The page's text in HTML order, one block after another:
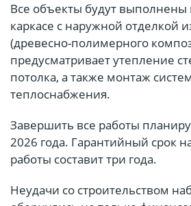
Все объекты будут выполнены
каркасе с наружной отделкой
(древесно-полимерного
предусматривает утепление
потолка, а также монтаж
теплоснабжения.
Завершить все работы
2026 года. Гарантийный срок
работы составит три года.
Неудачи со строительством